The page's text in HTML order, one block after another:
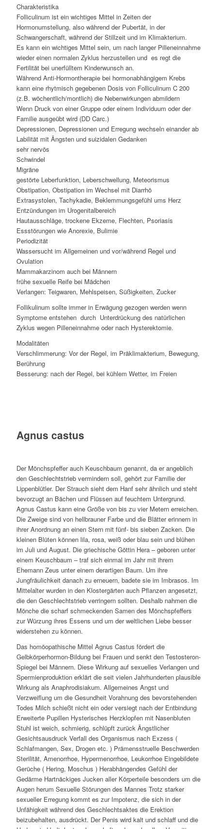
Charakteristika
Folliculinum ist ein wichtiges Mittel in Zeiten der
Hormonumstellung, also während der Pubertät, in der
Schwangerschaft, während der Stillzeit und im Klimakterium.
Es kann ein wichtiges Mittel sein, um nach langer Pilleneinnahme
wieder einen normalen Zyklus herzustellen und es regt die
Fertilität bei unerfülltem Kinderwunsch an.
Während Anti-Hormontherapie bei hormonabhängigem Krebs
kann eine rhytmisch gegebenen Dosis von Folliculinum C 200
(z.B. wöchentlich/montlich) die Nebenwirkungen abmildern
Wenn Druck von einer Gruppe oder einem Individuum oder der
Familie ausgeübt wird (DD Carc.)
Depressionen, Depressionen und Erregung wechseln einander ab
Labilität mit Ängsten und suizidalen Gedanken
sehr nervös
Schwindel
Migräne
gestörte Leberfunktion, Leberschwellung, Meteorismus
Obstipation, Obstipation im Wechsel mit Diarrhö
Extrasystolen, Tachykadie, Beklemmungsgefühl ums Herz
Entzündungen im Urogenitalbereich
Hautausschläge, trockene Ekzeme, Flechten, Psoriasis
Essstörungen wie Anorexie, Bulimie
Periodizität
Wassersucht im Allgemeinen und vor/während Regel und
Ovulation
Mammakarzinom auch bei Männern
frühe sexuelle Reife bei Mädchen
Verlangen: Teigwaren, Mehlspeisen, Süßigkeiten, Zucker
Follikulinum sollte immer in Erwägung gezogen werden wenn
Symptome entstehen durch Unterdrückung des natürlichen
Zyklus wegen Pilleneinnahme oder nach Hysterektomie.
Modalitäten
Verschlimmerung: Vor der Regel, im Präklimakterium, Bewegung,
Berührung
Besserung: nach der Regel, bei kühlem Wetter, im Freien
Agnus castus
Der Mönchspfeffer auch Keuschbaum genannt, da er angeblich
den Geschlechtstrieb vermindern soll, gehört zur Familie der
Lippenblütler. Der Strauch sieht dem Hanf sehr ähnlich und steht
bevorzugt an Bächen und Flüssen auf feuchtem Untergrund.
Agnus Castus kann eine Größe von bis zu vier Metern erreichen.
Die Zweige sind von hellbrauner Farbe und die Blätter erinnern in
ihrer Anordnung an einen Stern mit fünf- bis sieben Zacken. Die
kleinen Blüten können lila, rosa, weiß oder blau sein und blühen
im Juli und August. Die griechische Göttin Hera – geboren unter
einem Keuschbaum – traf sich einmal im Jahr mit ihrem
Ehemann Zeus unter einem derartigen Baum. Um ihre
Jungfräulichkeit danach zu erneuern, badete sie im Imbrasos. Im
Mittelalter wurden in den Klostergärten auch Pflanzen angesetzt,
die den Geschlechtstrieb verringern sollten. Deshalb nahmen die
Mönche die scharf schmeckenden Samen des Mönchspfeffers
zur Würzung ihres Essens und um der weltlichen Liebe besser
widerstehen zu können.
Das homöopathische Mittel Agnus Castus fördert die
Gelbkörperhormon-Bildung bei Frauen und senkt den Testosteron-
Spiegel bei Männern. Diese Wirkung auf sexuelles Verlangen und
Spermienproduktion erklärt die seit vielen Jahrhunderten plausible
Wirkung als Anaphrodisiakum. Allgemeines Angst und
Verzweiflung um die Gesundheit Vorahnung des bevorstehenden
Todes Milch schießt nicht ein oder versiegt nach der Entbindung
Erweiterte Pupillen Hysterisches Herzklopfen mit Nasenbluten
Stuhl ist weich, schmierig, schlüpft zurück Ängstlicher
Gesichtsausdruck Verfall des Organismus nach Exzess (
Schlafmangen, Sex, Drogen etc. ) Prämensstruelle Beschwerden
Sterilität, Amenorrhoe, Hypermenorrhoe, Leukorrhoe Eingebildete
Gerüche ( Hering, Moschus ) Herabhängendes Gefühl der
Gedärme Hartnäckiges Jucken aller Körperteile besonders um die
Augen herum Sexuelle Störungen des Mannes Trotz starker
sexueller Erregung kommt es zur Impotenz, die sich in der
Unfähigkeit während des Geschlechtsaktes die Erektion
beizubehalten, ausdrückt. Der Penis wird kalt und schlaff und die